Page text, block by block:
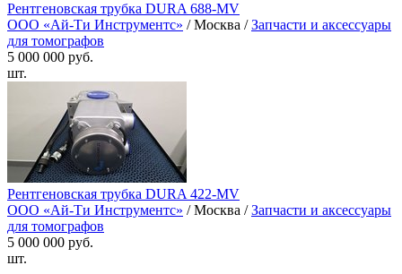
Рентгеновская трубка DURA 688-MV
ООО «Ай-Ти Инструментс» / Москва /Запчасти и аксессуары
для томографов
5 000 000 руб.
шт.
Рентгеновская трубка DURA 422-MV
ООО «Ай-Ти Инструментс» / Москва /Запчасти и аксессуары
для томографов
5 000 000 руб.
шт.